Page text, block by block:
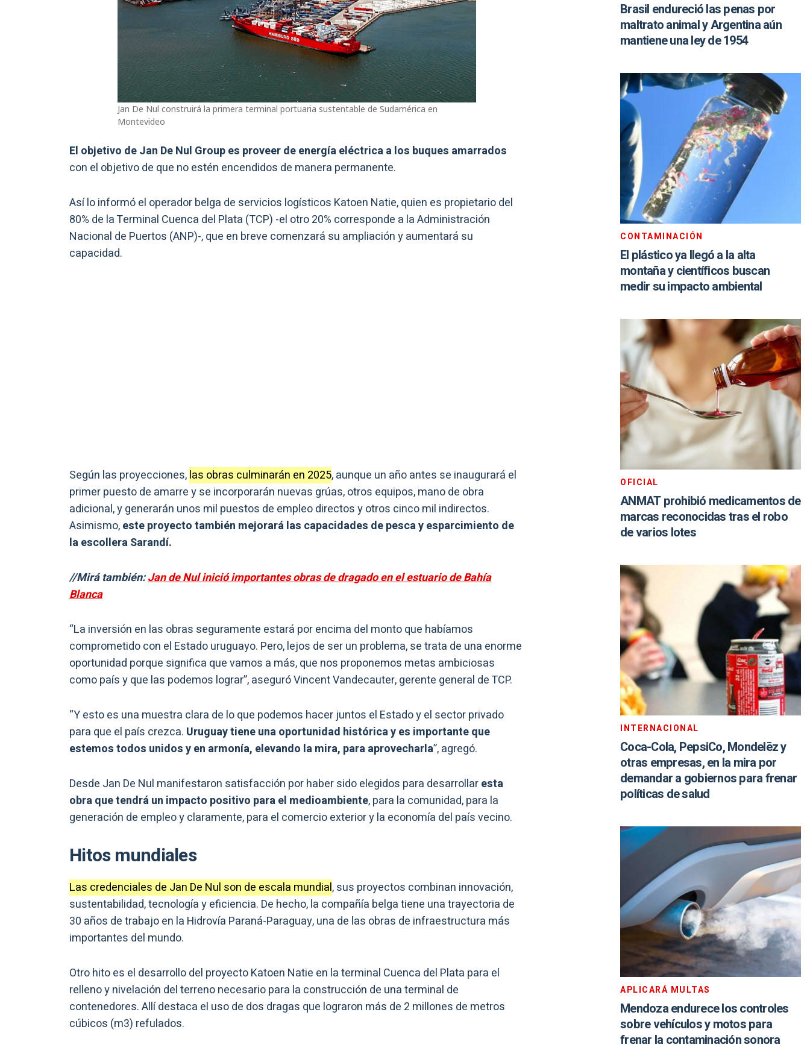
Jan De Nul construirá la primera terminal portuaria sustentable de Sudamérica en
Montevideo
El objetivo de Jan De Nul Group es proveer de energía eléctrica a los buques amarrados
con el objetivo de que no estén encendidos de manera permanente.
Así lo informó el operador belga de servicios logísticos Katoen Natie, quien es propietario del
80% de la Terminal Cuenca del Plata (TCP) -el otro 20% corresponde a la Administración
Nacional de Puertos (ANP)-, que en breve comenzará su ampliación y aumentará su
capacidad.
Según las proyecciones,las obras culminarán en 2025, aunque un año antes se inaugurará el
primer puesto de amarre y se incorporarán nuevas grúas, otros equipos, mano de obra
adicional, y generarán unos mil puestos de empleo directos y otros cinco mil indirectos.
Asimismo,este proyecto también mejorará las capacidades de pesca y esparcimiento de
la escollera Sarandí.
//Mirá también:Jan de Nul inició importantes obras de dragado en el estuario de Bahía
Blanca
“La inversión en las obras seguramente estará por encima del monto que habíamos
comprometido con el Estado uruguayo. Pero, lejos de ser un problema, se trata de una enorme
oportunidad porque significa que vamos a más, que nos proponemos metas ambiciosas
como país y que las podemos lograr”, aseguró Vincent Vandecauter, gerente general de TCP.
“Y esto es una muestra clara de lo que podemos hacer juntos el Estado y el sector privado
para que el país crezca. Uruguay tiene una oportunidad histórica y es importante que
estemos todos unidos y en armonía, elevando la mira, para aprovecharla”, agregó.
Desde Jan De Nul manifestaron satisfacción por haber sido elegidos para desarrollaresta
obra que tendrá un impacto positivo para el medioambiente, para la comunidad, para la
generación de empleo y claramente, para el comercio exterior y la economía del país vecino.
Hitos mundiales
Las credenciales de Jan De Nul son de escala mundial, sus proyectos combinan innovación,
sustentabilidad, tecnología y eficiencia. De hecho, la compañía belga tiene una trayectoria de
30 años de trabajo en la Hidrovía Paraná-Paraguay, una de las obras de infraestructura más
importantes del mundo.
Otro hito es el desarrollo del proyecto Katoen Natie en la terminal Cuenca del Plata para el
relleno y nivelación del terreno necesario para la construcción de una terminal de
contenedores. Allí destaca el uso de dos dragas que lograron más de 2 millones de metros
cúbicos (m3) refulados.
Brasil endureció las penas por
maltrato animal y Argentina aún
mantiene una ley de 1954
CONTAMINACIÓN
El plástico ya llegó a la alta
montaña y científicos buscan
medir su impacto ambiental
OFICIAL
ANMAT prohibió medicamentos de
marcas reconocidas tras el robo
de varios lotes
INTERNACIONAL
Coca-Cola, PepsiCo, Mondelēz y
otras empresas, en la mira por
demandar a gobiernos para frenar
políticas de salud
APLICARÁ MULTAS
Mendoza endurece los controles
sobre vehículos y motos para
frenar la contaminación sonora